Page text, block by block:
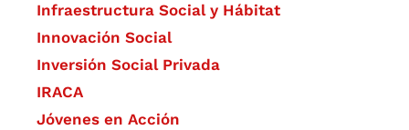
Infraestructura Social y Hábitat
​Innovación Social
Inversión Social Privada
IRACA
Jóvenes en Acción